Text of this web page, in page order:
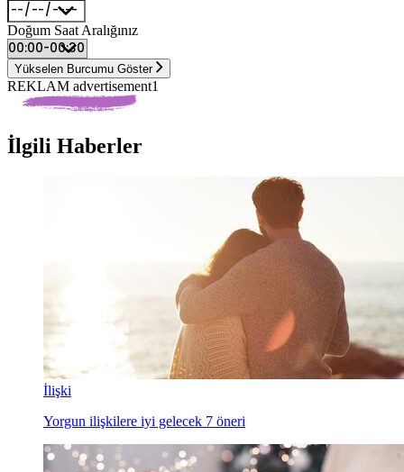
Doğum Saat Aralığınız
Yükselen Burcumu Göster
REKLAM advertisement1
İlgili Haberler
İlişki
Yorgun ilişkilere iyi gelecek 7 öneri